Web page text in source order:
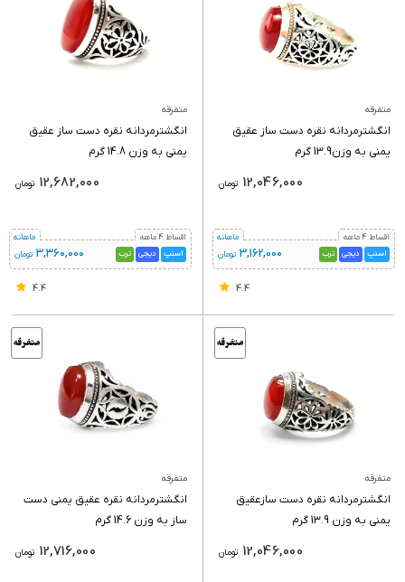
متفرقه
انگشترمردانه نقره دست ساز عقیق
یمنی به وزن13.9 گرم
تومان 12,046,000
اقساط 4 ماهه
اسنپ
دیجی ترب 3,162,000 تومان
ماهانه
4.4
متفرقه
انگشترمردانه نقره دست ساز عقیق
یمنی به وزن 14.8 گرم
تومان 12,682,000
اقساط 4 ماهه
اسنپ
دیجی ترب 3,360,000 تومان
ماهانه
4.4
متفرقه
انگشترمردانه نقره دست سازعقیق
یمنی به وزن 13.9 گرم
تومان 12,046,000
متفرقه
انگشترمردانه نقره عقیق یمنی دست
ساز به وزن 14.6 گرم
تومان 12,716,000